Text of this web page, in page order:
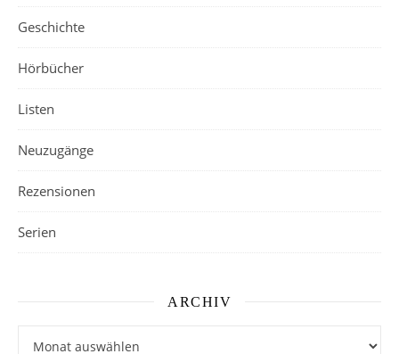
Geschichte
Hörbücher
Listen
Neuzugänge
Rezensionen
Serien
ARCHIV